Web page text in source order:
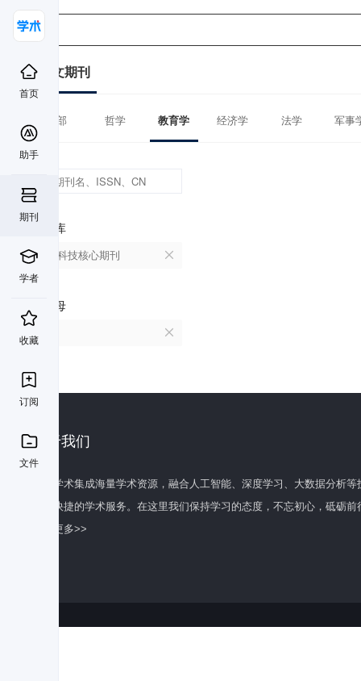
首页
助手
期刊
学者
收藏
订阅
文件
中文期刊
全部 哲学 教育学 经济学 法学 军事
数据库
中国科技核心期刊
首字母
关于我们
百度学术集成海量学术资源，融合人工智能、深度学习、大数据分析
全面快捷的学术服务。在这里我们保持学习的态度，不忘初心，砥砺前
了解更多>>